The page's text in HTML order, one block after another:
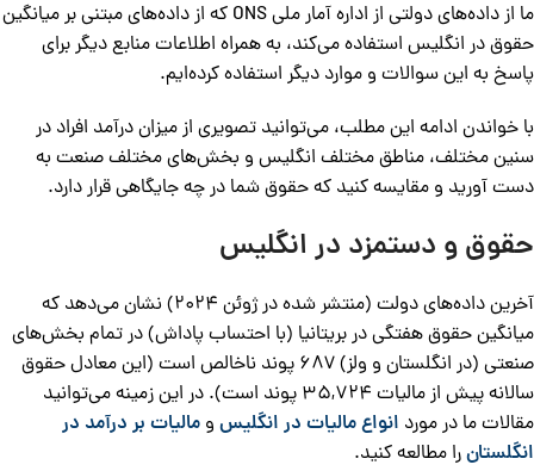
ما از داده‌های دولتی از اداره آمار ملی ONS که از داده‌های مبتنی بر میانگین
حقوق در انگلیس استفاده می‌کند، به همراه اطلاعات منابع دیگر برای
پاسخ به این سوالات و موارد دیگر استفاده کرده‌ایم.
با خواندن ادامه این مطلب، می‌توانید تصویری از میزان درآمد افراد در
سنین مختلف، مناطق مختلف انگلیس و بخش‌های مختلف صنعت به
دست آورید و مقایسه کنید که حقوق شما در چه جایگاهی قرار دارد.
حقوق و دستمزد در انگلیس
آخرین داده‌های دولت (منتشر شده در ژوئن ۲۰۲۴) نشان می‌دهد که
میانگین حقوق هفتگی در بریتانیا (با احتساب پاداش) در تمام بخش‌های
صنعتی (در انگلستان و ولز) ۶۸۷ پوند ناخالص است (این معادل حقوق
سالانه پیش از مالیات ۳۵,۷۲۴ پوند است). در این زمینه می‌توانید
مقالات ما در مورد انواع مالیات در انگلیس و مالیات بر درآمد در
انگلستانرا مطالعه کنید.